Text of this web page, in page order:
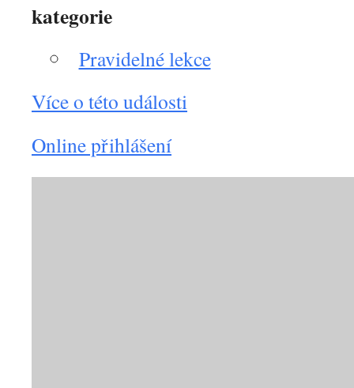
kategorie
Pravidelné lekce
Více o této události
Online přihlášení